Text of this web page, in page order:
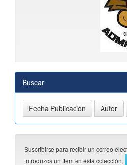
Buscar
Suscribirse para recibir un correo
introduzca un ítem en esta colección.